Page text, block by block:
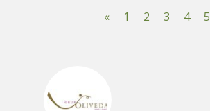
«
1 2 3 4 5